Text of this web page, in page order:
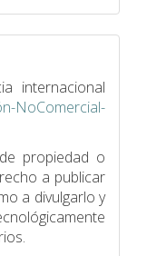
internacional
propiedad o
a publicar
a divulgarlo y